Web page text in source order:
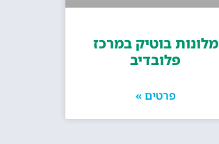
מלונות בוטיק במרכז
פלובדיב
פרטים »